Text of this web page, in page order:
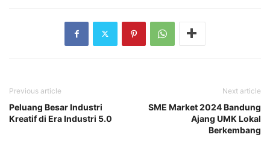
Previous article
Peluang Besar Industri
Kreatif di Era Industri 5.0
Next article
SME Market 2024 Bandung
Ajang UMK Lokal
Berkembang